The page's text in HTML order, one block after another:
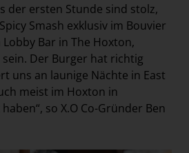
der ersten Stunde sind stolz,
Smash exklusiv im Bouvier
Bar in The Hoxton,
Der Burger hat richtig
uns an launige Nächte in East
meist im Hoxton in
so X.O Co-Gründer Ben